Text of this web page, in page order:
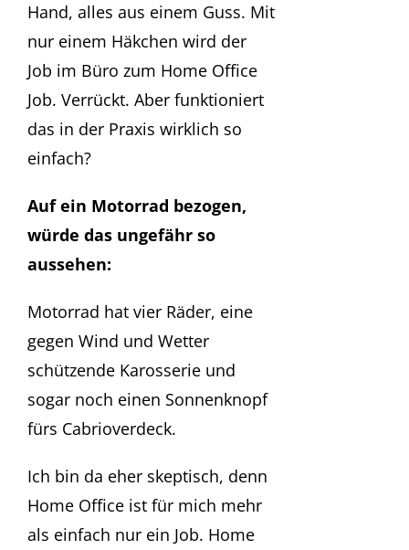
Hand, alles aus einem Guss. Mit
nur einem Häkchen wird der
Job im Büro zum Home Office
Job. Verrückt. Aber funktioniert
das in der Praxis wirklich so
einfach?
Auf ein Motorrad bezogen,
würde das ungefähr so
aussehen:
Motorrad hat vier Räder, eine
gegen Wind und Wetter
schützende Karosserie und
sogar noch einen Sonnenknopf
fürs Cabrioverdeck.
Ich bin da eher skeptisch, denn
Home Office ist für mich mehr
als einfach nur ein Job. Home